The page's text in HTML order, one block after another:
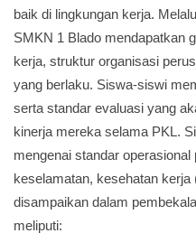
baik di lingkungan kerja.
SMKN 1 Blado mendapatkan
kerja, struktur organisasi
yang berlaku. Siswa-siswi
serta standar evaluasi yang
kinerja mereka selama PKL.
mengenai standar
keselamatan, kesehatan
disampaikan dalam
meliputi: